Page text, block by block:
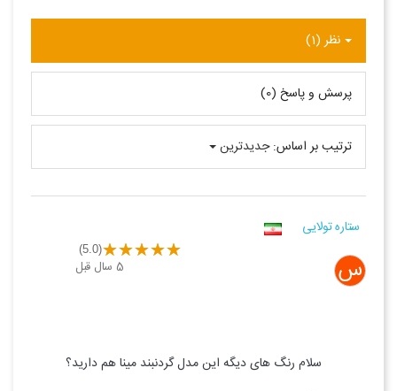
نظر (1)
پرسش و پاسخ (0)
ترتیب بر اساس: جدیدترین
س
ستاره تولایی
(5.0)
5 سال قبل
سلام رنگ ‌های دیگه این مدل گردنبند مینا هم دارید؟